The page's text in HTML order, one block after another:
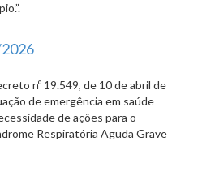
nº 19.549, de 10 de abril de
de emergência em saúde
de ações para o
Respiratória Aguda Grave